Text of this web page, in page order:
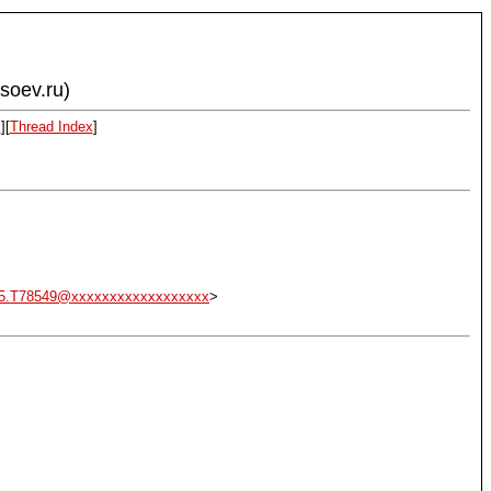
][Thread Index]
>